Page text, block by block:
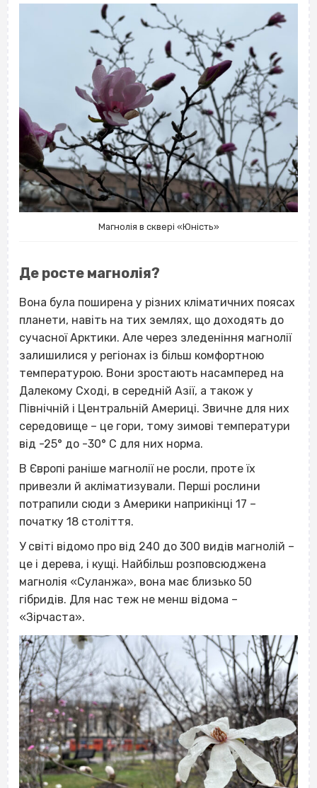
Магнолія в сквері «Юність»
Де росте магнолія?
Вона була поширена у різних кліматичних поясах
планети, навіть на тих землях, що доходять до
сучасної Арктики. Але через зледеніння магнолії
залишилися у регіонах із більш комфортною
температурою. Вони зростають насамперед на
Далекому Сході, в середній Азії, а також у
Північній і Центральній Америці. Звичне для них
середовище – це гори, тому зимові температури
від -25° до -30° С для них норма.
В Європі раніше магнолії не росли, проте їх
привезли й акліматизували. Перші рослини
потрапили сюди з Америки наприкінці 17 –
початку 18 століття.
У світі відомо про від 240 до 300 видів магнолій –
це і дерева, і кущі. Найбільш розповсюджена
магнолія «Суланжа», вона має близько 50
гібридів. Для нас теж не менш відома –
«Зірчаста».